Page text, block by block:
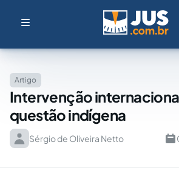
Artigo
Intervenção
questão indígena
Sérgio de Oliveira Netto